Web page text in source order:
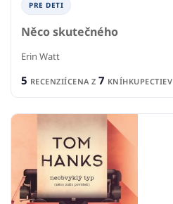
PRE DETI
Něco skutečného
Erin Watt
5 RECENZIÍCENA Z 7 KNÍHKUPECTIEV